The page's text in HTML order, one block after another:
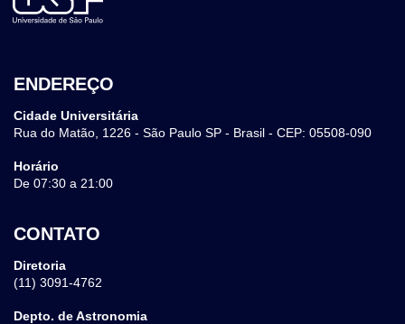
ENDEREÇO
Cidade Universitária
Rua do Matão, 1226 - São Paulo SP - Brasil - CEP: 05508-090
Horário
De 07:30 a 21:00
CONTATO
Diretoria
(11) 3091-4762
Depto. de Astronomia